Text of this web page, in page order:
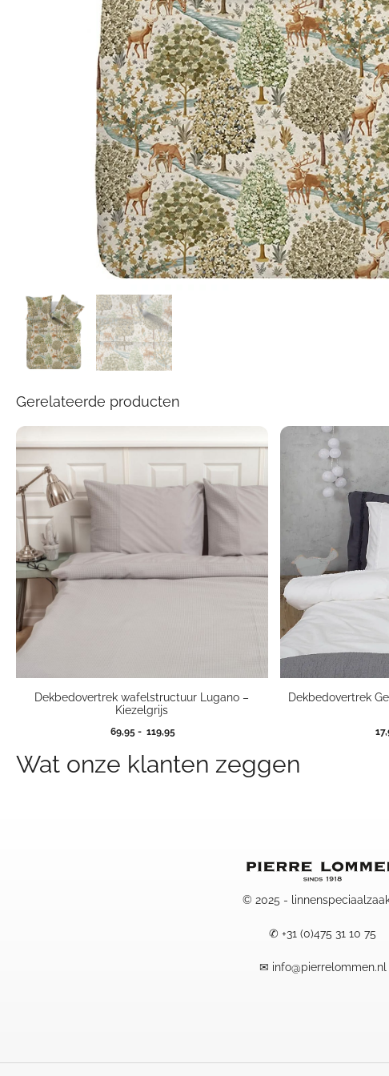
Gerelateerde producten
Dekbedovertrek wafelstructuur Lugano –
Kiezelgrijs
69,95 - 119,95Prijsklasse:
tot
119,95
Dekbedovertrek
Wat onze klanten zeggen
© 2025 -
✆ +31 (0)475 31 10 75
✉ info@pierrelommen.nl